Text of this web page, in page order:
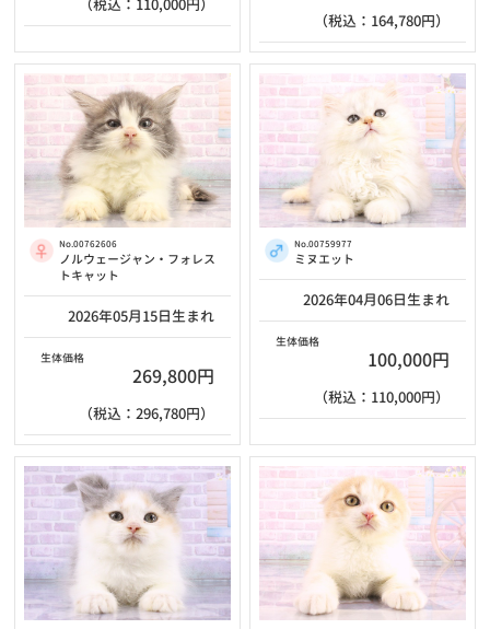
（税込：110,000円）
（税込：164,780円）
No.00762606
ノルウェージャン・フォレス
トキャット
2026年05月15日生まれ
生体価格
269,800円
（税込：296,780円）
No.00759977
ミヌエット
2026年04月06日生まれ
生体価格
100,000円
（税込：110,000円）